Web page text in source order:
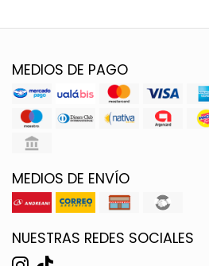
MEDIOS DE PAGO
MEDIOS DE ENVÍO
NUESTRAS REDES SOCIALES